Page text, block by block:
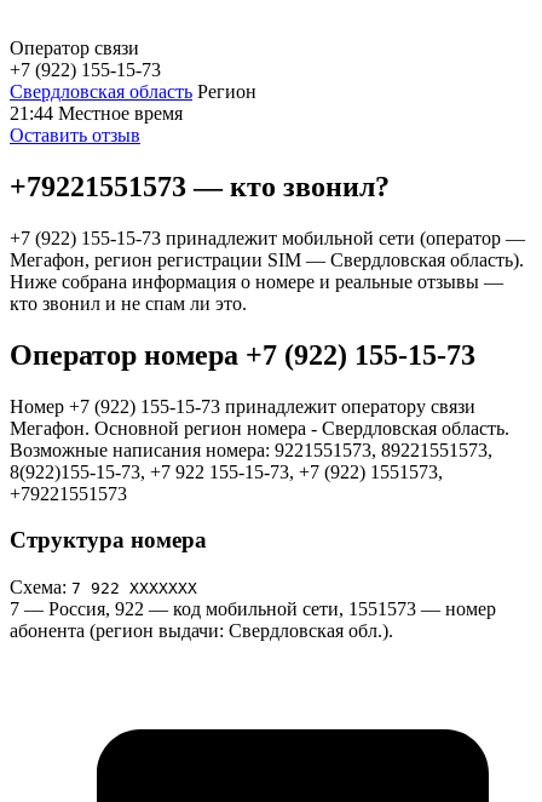
Оператор связи
+7 (922) 155-15-73
Свердловская область Регион
21:44 Местное время
Оставить отзыв
+79221551573 — кто звонил?
+7 (922) 155-15-73 принадлежит мобильной сети (оператор —
Мегафон, регион регистрации SIM — Свердловская область).
Ниже собрана информация о номере и реальные отзывы —
кто звонил и не спам ли это.
Оператор номера +7 (922) 155-15-73
Номер +7 (922) 155-15-73 принадлежит оператору связи
Мегафон. Основной регион номера - Свердловская область.
Возможные написания номера: 9221551573, 89221551573,
8(922)155-15-73, +7 922 155-15-73, +7 (922) 1551573,
+79221551573
Структура номера
Схема: 7 922 ХХХХХХХ
7 — Россия, 922 — код мобильной сети, 1551573 — номер
абонента (регион выдачи: Свердловская обл.).